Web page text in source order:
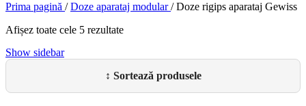
Prima pagină / Doze aparataj modular/ Doze rigips aparataj Gewiss
Afișez toate cele 5 rezultate
Show sidebar